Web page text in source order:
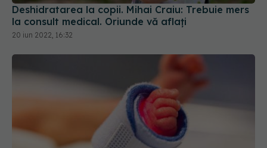
Deshidratarea la copii. Mihai Craiu: Trebuie mers
la consult medical. Oriunde vă aflați
20 iun 2022, 16:32